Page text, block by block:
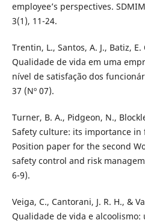
employee’s perspectives.
3(1), 11-24.
Trentin, L., Santos, A. J., Batiz,
Qualidade de vida em uma
nível de satisfação dos
37 (Nº 07).
Turner, B. A., Pidgeon, N.,
Safety culture: its importance
Position paper for the second
safety control and risk
6-9).
Veiga, C., Cantorani, J. R. H., &
Qualidade de vida e alcoolismo: